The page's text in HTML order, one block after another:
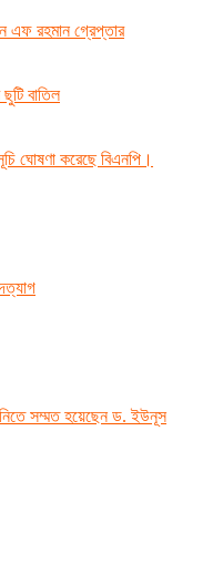
এফ রহমান গ্রেপ্তার
বাতিল
ঘোষণা করেছে বিএনপি।
নিতে সম্মত হয়েছেন ড. ইউনূস